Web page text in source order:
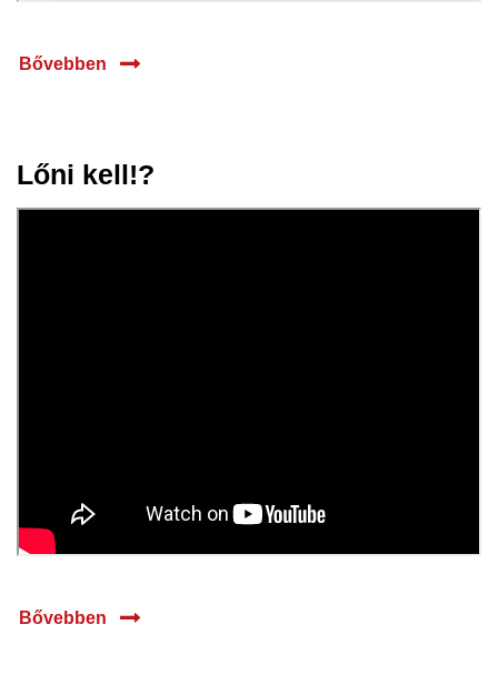
Bővebben
Lőni kell!?
Bővebben